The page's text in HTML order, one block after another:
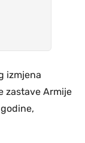
izmjena
zastave Armije